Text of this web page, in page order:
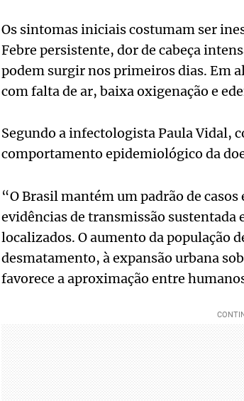
Os sintomas iniciais costumam ser
Febre persistente, dor de cabeça
podem surgir nos primeiros dias. Em
com falta de ar, baixa oxigenação e
Segundo a infectologista Paula Vidal,
comportamento epidemiológico da
“O Brasil mantém um padrão de
evidências de transmissão sustentada
localizados. O aumento da população
desmatamento, à expansão urbana
favorece a aproximação entre